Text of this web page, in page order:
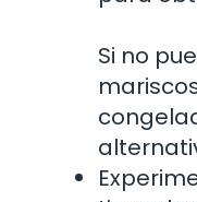
Si no